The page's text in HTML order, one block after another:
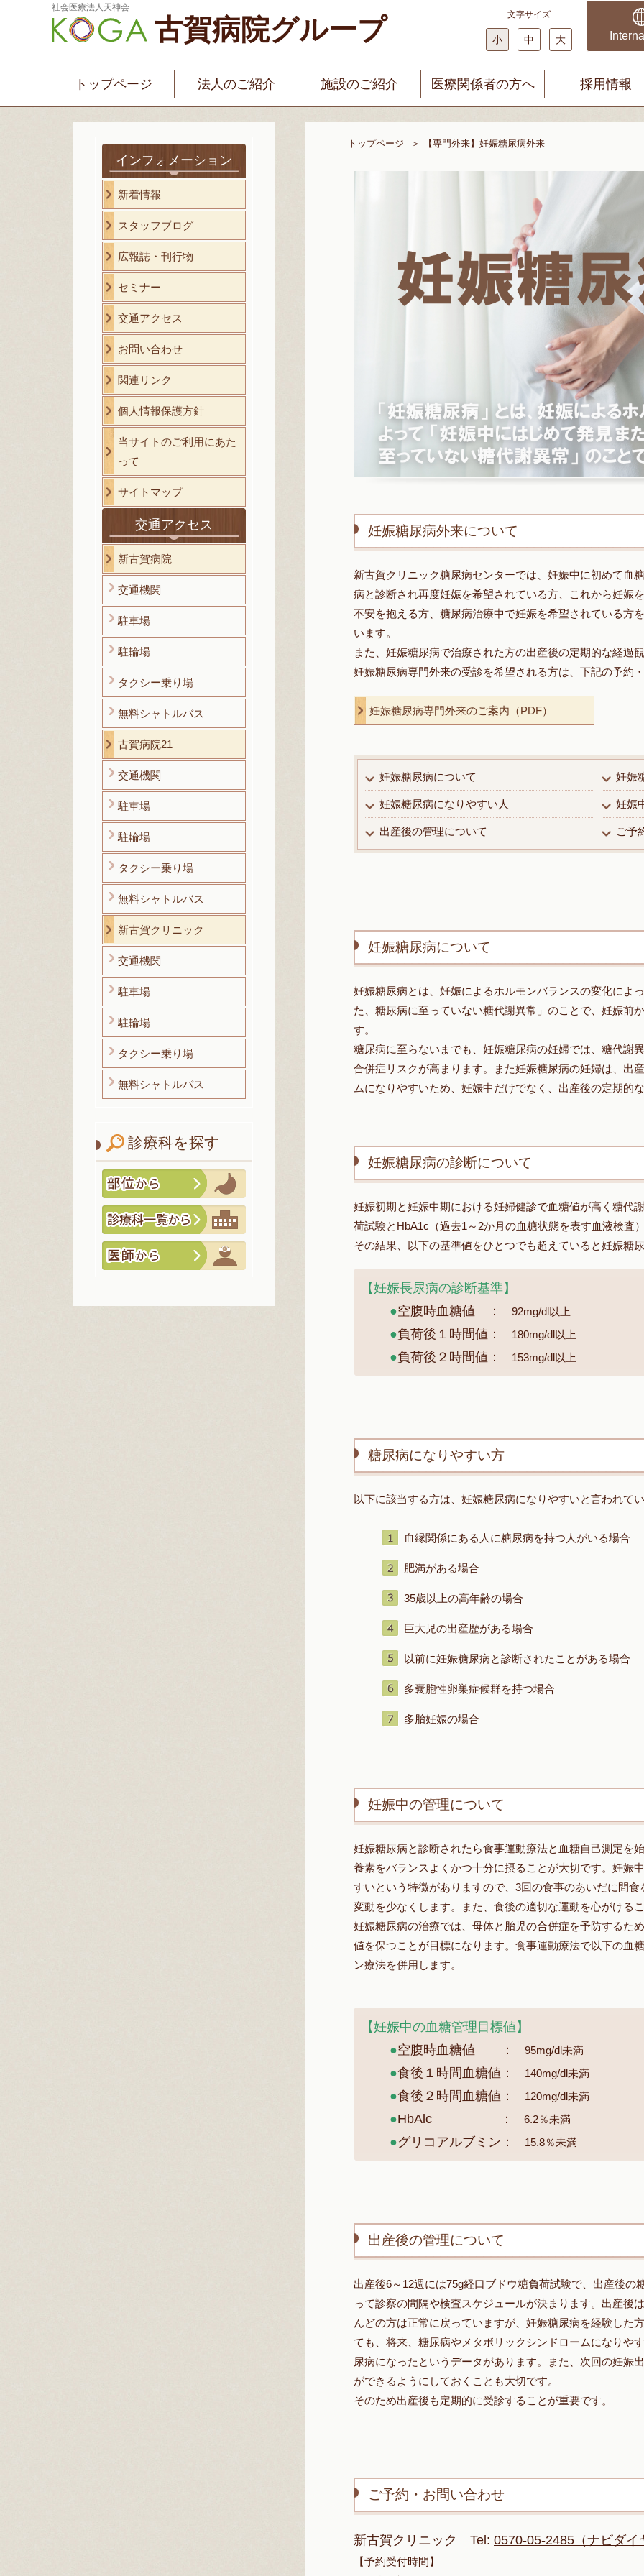
社会医療法人天神会
古賀病院グループ 文字サイズ
小 中 大
トップページ 法人のご紹介 施設のご紹介
新古賀みなみ病院 新古賀クリニック 産科・婦人科 みやじまクリニック
まどかファミリークリニック
介護・福祉サービス
古賀国際看護学院
医療関係者の方へ 採用情報
インフォメーション
新着情報
スタッフブログ
広報誌・刊行物
セミナー
交通アクセス
お問い合わせ
関連リンク
個人情報保護方針
当サイトのご利用にあた
って
サイトマップ
交通アクセス
新古賀病院
交通機関
駐車場
駐輪場
タクシー乗り場
無料シャトルバス
古賀病院21
交通機関
駐車場
駐輪場
タクシー乗り場
無料シャトルバス
新古賀クリニック
交通機関
駐車場
駐輪場
タクシー乗り場
無料シャトルバス
診療科を探す
トップページ ＞ 【専門外来】妊娠糖尿病外来
妊娠糖尿病外来について
新古賀クリニック糖尿病センターでは、妊娠中に初めて血
病と診断され再度妊娠を希望されている方、これから妊娠
不安を抱える方、糖尿病治療中で妊娠を希望されている方
います。
また、妊娠糖尿病で治療された方の出産後の定期的な経過
妊娠糖尿病専門外来の受診を希望される方は、下記の予約
妊娠糖尿病専門外来のご案内（PDF）
妊娠糖尿病について 妊娠
妊娠糖尿病になりやすい人 妊娠
出産後の管理について ご予
妊娠糖尿病について
妊娠糖尿病とは、妊娠によるホルモンバランスの変化によ
た、糖尿病に至っていない糖代謝異常」のことで、妊娠前
す。
糖尿病に至らないまでも、妊娠糖尿病の妊婦では、糖代謝
合併症リスクが高まります。また妊娠糖尿病の妊婦は、出
ムになりやすいため、妊娠中だけでなく、出産後の定期的
妊娠糖尿病の診断について
妊娠初期と妊娠中期における妊婦健診で血糖値が高く糖代
荷試験とHbA1c（過去1～2か月の血糖状態を表す血液検査
その結果、以下の基準値をひとつでも超えていると妊娠糖
【妊娠長尿病の診断基準】
●空腹時血糖値 ： 92mg/dl以上
●負荷後１時間値： 180mg/dl以上
●負荷後２時間値： 153mg/dl以上
糖尿病になりやすい方
以下に該当する方は、妊娠糖尿病になりやすいと言われて
血縁関係にある人に糖尿病を持つ人がいる場合
肥満がある場合
35歳以上の高年齢の場合
巨大児の出産歴がある場合
以前に妊娠糖尿病と診断されたことがある場合
多嚢胞性卵巣症候群を持つ場合
多胎妊娠の場合
妊娠中の管理について
妊娠糖尿病と診断されたら食事運動療法と血糖自己測定を
養素をバランスよくかつ十分に摂ることが大切です。妊娠
すいという特徴がありますので、3回の食事のあいだに間
変動を少なくします。また、食後の適切な運動を心がける
妊娠糖尿病の治療では、母体と胎児の合併症を予防するた
値を保つことが目標になります。食事運動療法で以下の血
ン療法を併用します。
【妊娠中の血糖管理目標値】
●空腹時血糖値 ： 95mg/dl未満
●食後１時間血糖値： 140mg/dl未満
●食後２時間血糖値： 120mg/dl未満
●HbAlc ： 6.2％未満
●グリコアルブミン： 15.8％未満
出産後の管理について
出産後6～12週には75g経口ブドウ糖負荷試験で、出産後の
って診察の間隔や検査スケジュールが決まります。出産後
んどの方は正常に戻っていますが、妊娠糖尿病を経験した
ても、将来、糖尿病やメタボリックシンドロームになりや
尿病になったというデータがあります。また、次回の妊娠
ができるようにしておくことも大切です。
そのため出産後も定期的に受診することが重要です。
ご予約・お問い合わせ
新古賀クリニック Tel: 0570-05-2485（ナビダイ
【予約受付時間】